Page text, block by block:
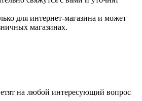
для интернет-магазина и может
магазинах.
на любой интересующий вопрос